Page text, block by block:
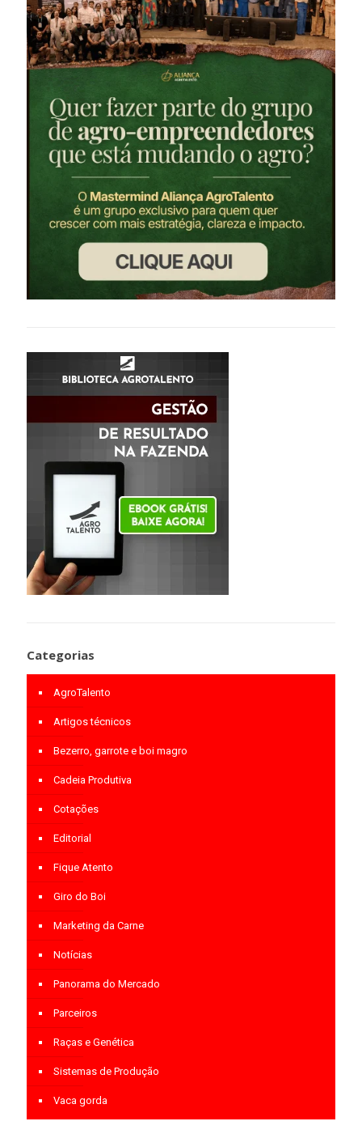
Categorias
AgroTalento
Artigos técnicos
Bezerro, garrote e boi magro
Cadeia Produtiva
Cotações
Editorial
Fique Atento
Giro do Boi
Marketing da Carne
Notícias
Panorama do Mercado
Parceiros
Raças e Genética
Sistemas de Produção
Vaca gorda